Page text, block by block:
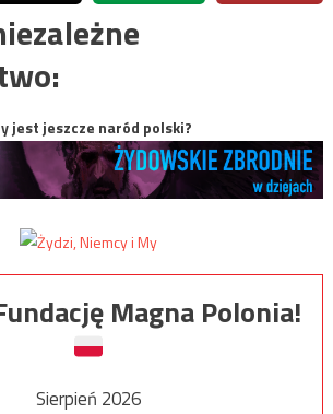
jest jeszcze naród polski?
Magna Polonia!
Sierpień 2026